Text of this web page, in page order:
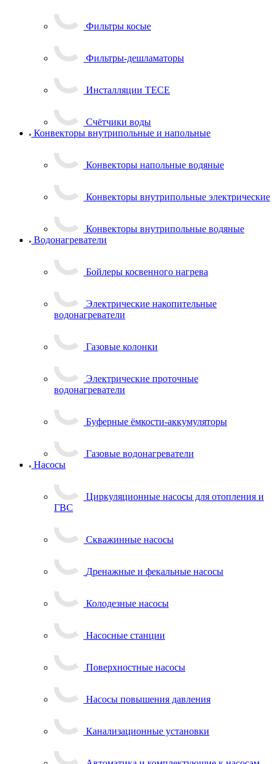
Фильтры косые
Фильтры-дешламаторы
Инсталляции TECE
Счётчики воды
Конвекторы внутрипольные и напольные
Конвекторы напольные водяные
Конвекторы внутрипольные электрические
Конвекторы внутрипольные водяные
Водонагреватели
Бойлеры косвенного нагрева
Электрические накопительные
водонагреватели
Газовые колонки
Электрические проточные
водонагреватели
Буферные ёмкости-аккумуляторы
Газовые водонагреватели
Насосы
Циркуляционные насосы для отопления и
ГВС
Скважинные насосы
Дренажные и фекальные насосы
Колодезные насосы
Насосные станции
Поверхностные насосы
Насосы повышения давления
Канализационные установки